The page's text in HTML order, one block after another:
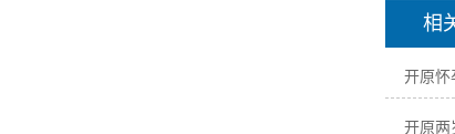
相
开原怀
开原两